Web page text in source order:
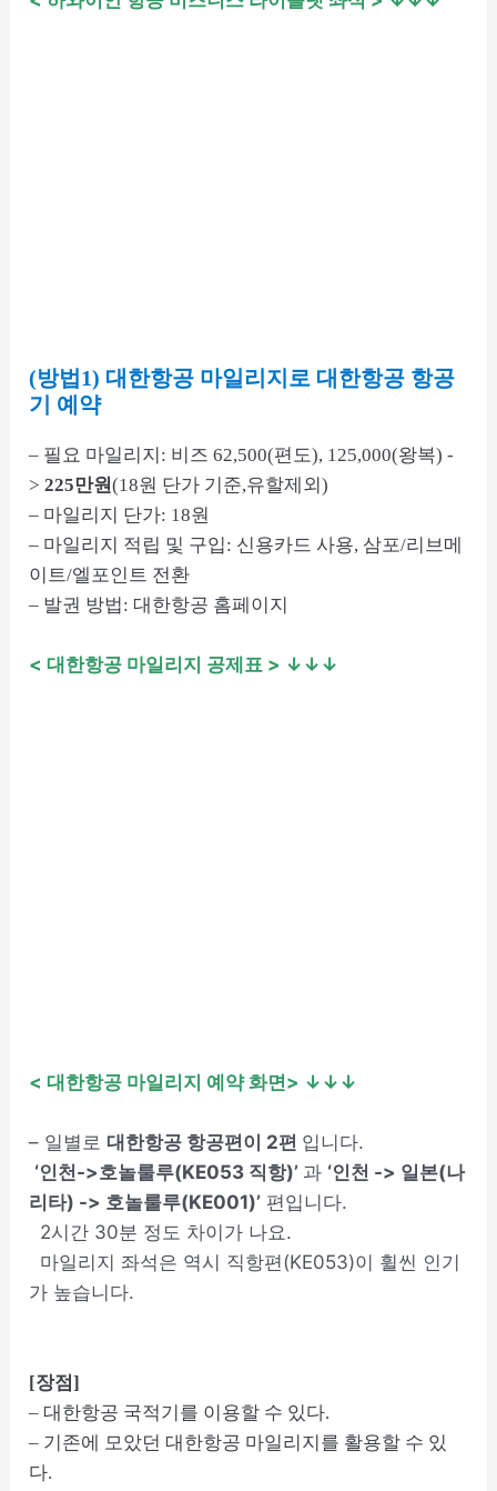
(방법1) 대한항공 마일리지로 대한항공 항공
기 예약
– 필요 마일리지: 비즈 62,500(편도), 125,000(왕복) -
> 225만원(18원 단가 기준,유할제외)
– 마일리지 단가: 18원
– 마일리지 적립 및 구입: 신용카드 사용, 삼포/리브메
이트/엘포인트 전환
– 발권 방법: 대한항공 홈페이지
< 대한항공 마일리지 공제표 > ↓↓↓
< 대한항공 마일리지 예약 화면> ↓↓↓
– 일별로 대한항공 항공편이 2편 입니다.
‘인천->호놀룰루(KE053 직항)’ 과 ‘인천 -> 일본(나
리타) -> 호놀룰루(KE001)’ 편입니다.
2시간 30분 정도 차이가 나요.
마일리지 좌석은 역시 직항편(KE053)이 휠씬 인기
가 높습니다.
[장점]
– 대한항공 국적기를 이용할 수 있다.
– 기존에 모았던 대한항공 마일리지를 활용할 수 있
다.